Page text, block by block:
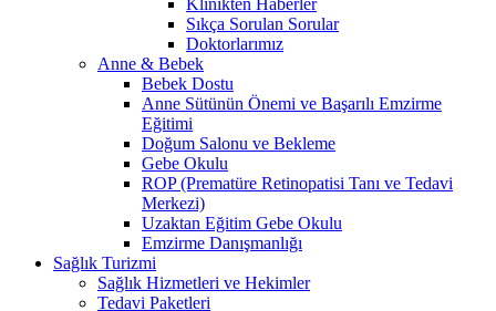
Sıkça Sorulan Sorular
Doktorlarımız
Anne & Bebek
Bebek Dostu
Anne Sütünün Önemi ve Başarılı Emzirme
Eğitimi
Doğum Salonu ve Bekleme
Gebe Okulu
ROP (Prematüre Retinopatisi Tanı ve Tedavi
Merkezi)
Uzaktan Eğitim Gebe Okulu
Emzirme Danışmanlığı
Sağlık Turizmi
Sağlık Hizmetleri ve Hekimler
Tedavi Paketleri